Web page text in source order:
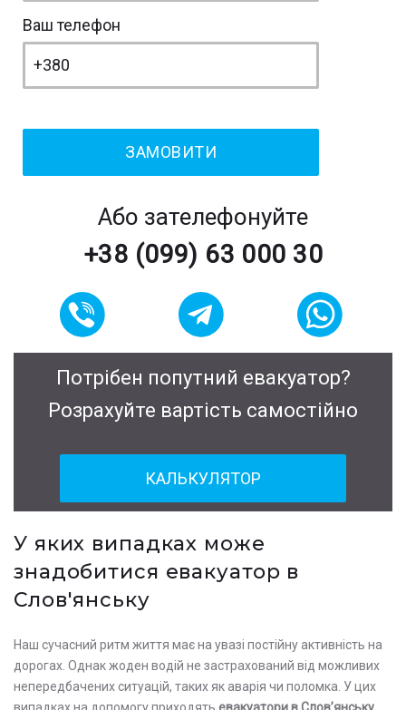
Ваш телефон
Або зателефонуйте
+38 (099) 63 000 30
Потрібен попутний евакуатор?
Розрахуйте вартість самостійно
КАЛЬКУЛЯТОР
У яких випадках може
знадобитися евакуатор в
Слов'янську
Наш сучасний ритм життя має на увазі постійну активність на
дорогах. Однак жоден водій не застрахований від можливих
непередбачених ситуацій, таких як аварія чи поломка. У цих